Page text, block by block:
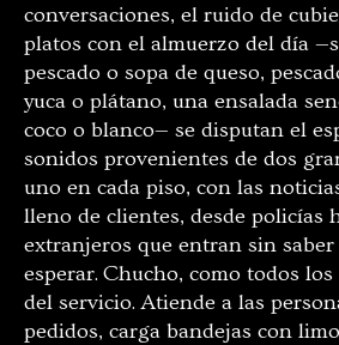
conversaciones, el ruido de
platos con el almuerzo del día
pescado o sopa de queso,
yuca o plátano, una ensalada
coco o blanco— se disputan el
sonidos provenientes de dos
uno en cada piso, con las
lleno de clientes, desde policías
extranjeros que entran sin
esperar. Chucho, como todos
del servicio. Atiende a las
pedidos, carga bandejas con